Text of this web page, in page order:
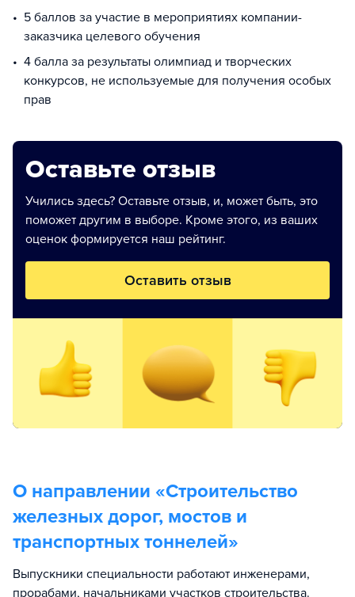
5 баллов за участие в мероприятиях компании-
заказчика целевого обучения
4 балла за результаты олимпиад и творческих
конкурсов, не используемые для получения особых
прав
Оставьте отзыв
Учились здесь? Оставьте отзыв, и, может быть, это
поможет другим в выборе. Кроме этого, из ваших
оценок формируется наш рейтинг.
Оставить отзыв
О направлении «Строительство
железных дорог, мостов и
транспортных тоннелей»
Выпускники специальности работают инженерами,
прорабами, начальниками участков строительства.